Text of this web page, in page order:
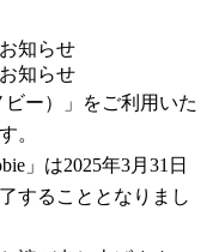
知らせ
知らせ
ー）」をご利用いた
。
」は2025年3月31日
することとなりまし